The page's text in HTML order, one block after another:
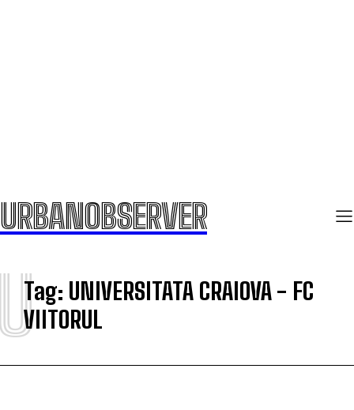
URBANOBSERVER
Tag: UNIVERSITATA CRAIOVA - FC
VIITORUL